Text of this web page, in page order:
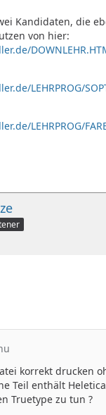
Kandidaten, die
von hier:
LEHRPROG/
LEHRPROG/
korrekt drucken
Teil enthält
Truetype zu tun ?